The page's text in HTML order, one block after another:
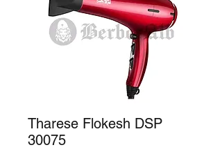
Tharese Flokesh DSP
30075